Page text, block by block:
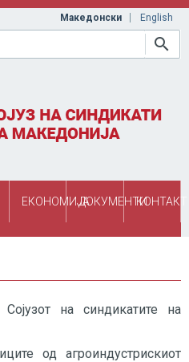
Македонски English
ЕКОНОМИЈАДОКУМЕНТИКОНТАКТ
на синдикатите на
од агроиндустрискиот